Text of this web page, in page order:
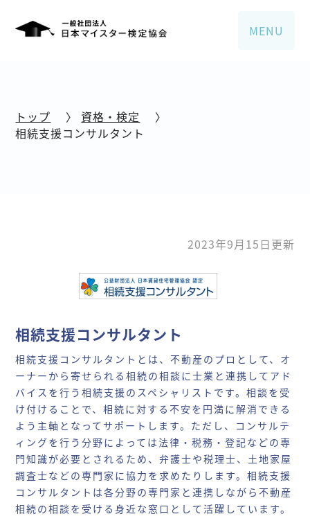
MENU
トップ 〉 資格・検定
〉
相続支援コンサルタント
2023年9月15日更新
相続支援コンサルタント
相続支援コンサルタントとは、不動産のプロとして、オ
ーナーから寄せられる相続の相談に士業と連携してアド
バイスを行う相続支援のスペシャリストです。相談を受
け付けることで、相続に対する不安を円満に解消できる
よう主軸となってサポートします。ただし、コンサルテ
ィングを行う分野によっては法律・税務・登記などの専
門知識が必要とされるため、弁護士や税理士、土地家屋
調査士などの専門家に協力を求めたりします。相続支援
コンサルタントは各分野の専門家と連携しながら不動産
相続の相談を受ける身近な窓口として活躍しています。